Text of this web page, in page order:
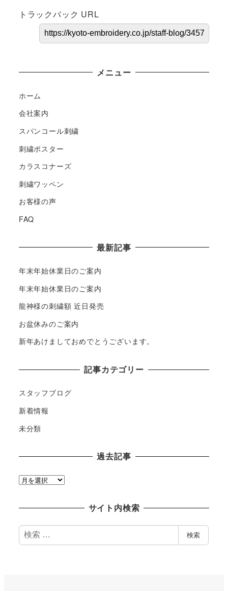
トラックバック URL
メニュー
ホーム
会社案内
スパンコール刺繍
刺繍ポスター
カラスコナーズ
刺繍ワッペン
お客様の声
FAQ
最新記事
年末年始休業日のご案内
年末年始休業日のご案内
龍神様の刺繍額 近日発売
お盆休みのご案内
新年あけましておめでとうございます。
記事カテゴリー
スタッフブログ
新着情報
未分類
過去記事
過
サイト内検索
検
索
検索